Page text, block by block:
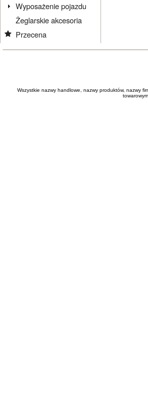
Wyposażenie pojazdu
Żeglarskie akcesoria
Przecena
Wszystkie nazwy handlowe, nazwy produktów, nazwy